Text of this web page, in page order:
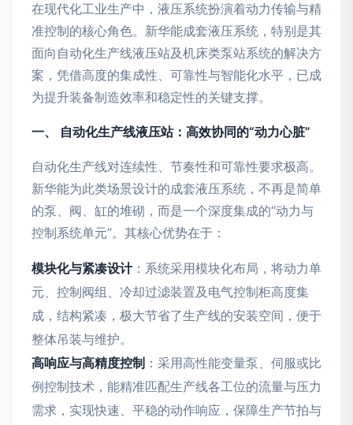
在现代化工业生产中，液压系统扮演着动力传输与精
准控制的核心角色。新华能成套液压系统，特别是其
面向自动化生产线液压站及机床类泵站系统的解决方
案，凭借高度的集成性、可靠性与智能化水平，已成
为提升装备制造效率和稳定性的关键支撑。
一、 自动化生产线液压站：高效协同的“动力心脏”
自动化生产线对连续性、节奏性和可靠性要求极高。
新华能为此类场景设计的成套液压系统，不再是简单
的泵、阀、缸的堆砌，而是一个深度集成的“动力与
控制系统单元”。其核心优势在于：
模块化与紧凑设计：系统采用模块化布局，将动力单
元、控制阀组、冷却过滤装置及电气控制柜高度集
成，结构紧凑，极大节省了生产线的安装空间，便于
整体吊装与维护。
高响应与高精度控制 ：采用高性能变量泵、伺服或比
例控制技术，能精准匹配生产线各工位的流量与压力
需求，实现快速、平稳的动作响应，保障生产节拍与